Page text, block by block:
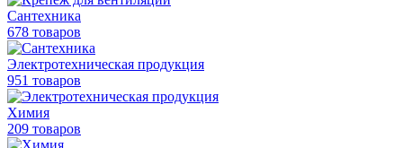
Сантехника
678 товаров
Электротехническая продукция
951 товаров
Химия
209 товаров